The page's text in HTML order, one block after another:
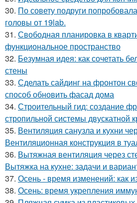
30. По совету подруги
головы от 19lab.
31. Свободная планировка в
функциональное пространство
32. Безумная идея: как сочетать
стены
33. Сделать сайдинг на фронтон
способ обновить фасад дома
34. Строительный гид: создание
стропильной системы двускатной
35. Вентиляция санузла и кухни
Вентиляционная конструкция в
36. Вытяжная вентиляция через
Вытяжка на кухне: задачи и
37. Осень - время изменений: как
38. Осень: время укрепления